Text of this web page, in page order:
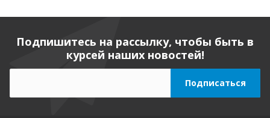
Подпишитесь на рассылку, чтобы быть в
курсей наших новостей!